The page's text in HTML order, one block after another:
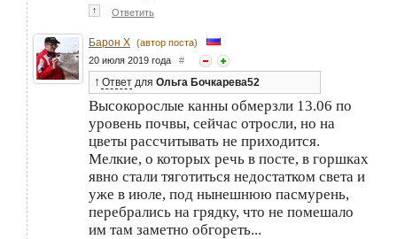
↑ Ответить
Барон Х (автор поста)
20 июля 2019 года #
↑ Ответ для Ольга Бочкарева52
Высокорослые канны обмерзли 13.06 по
уровень почвы, сейчас отросли, но на
цветы рассчитывать не приходится.
Мелкие, о которых речь в посте, в горшках
явно стали тяготиться недостатком света и
уже в июле, под нынешнюю пасмурень,
перебрались на грядку, что не помешало
им там заметно обгореть...